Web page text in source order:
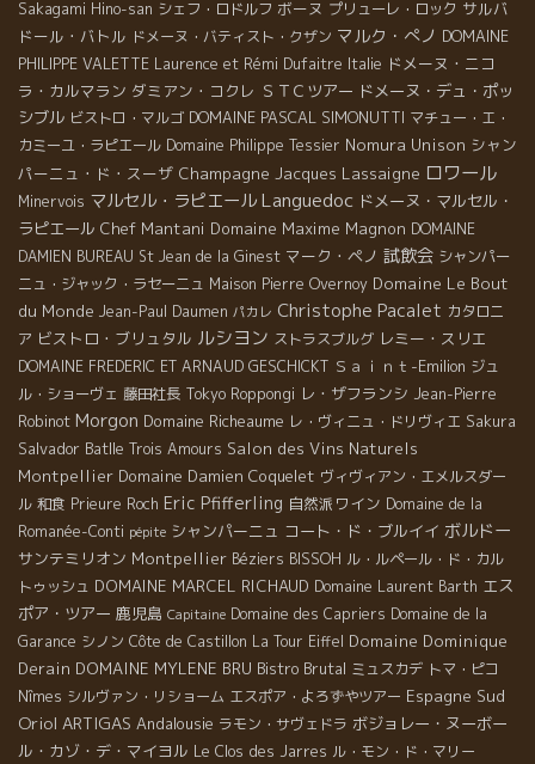
Sakagami Hino-san シェフ・ロドルフ ボーヌ プリューレ・ロック サルバ
ドール・バトル ドメーヌ・バティスト・クザン マルク・ぺノ DOMAINE
PHILIPPE VALETTE Laurence et Rémi Dufaitre Italie ドメーヌ・ニコ
ラ・カルマラン ダミアン・コクレ ＳＴＣツアー ドメーヌ・デュ・ポッ
シブル ビストロ・マルゴ DOMAINE PASCAL SIMONUTTI マチュー・エ・
カミーユ・ラピエール Domaine Philippe Tessier Nomura Unison シャン
パーニュ・ド・スーザ Champagne Jacques Lassaigne ロワール
Minervois マルセル・ラピエール Languedoc ドメーヌ・マルセル・
ラピエール Chef Mantani Domaine Maxime Magnon DOMAINE
DAMIEN BUREAU St Jean de la Ginest マーク・ペノ 試飲会 シャンパー
ニュ・ジャック・ラセーニュ Maison Pierre Overnoy Domaine Le Bout
du Monde Jean-Paul Daumen パカレ Christophe Pacalet カタロニ
ア ビストロ・ブリュタル ルシヨン ストラスブルグ レミー・スリエ
DOMAINE FREDERIC ET ARNAUD GESCHICKT Ｓａｉｎｔ-Emilion ジュ
ル・ショーヴェ 藤田社長 Tokyo Roppongi レ・ザフランシ Jean-Pierre
Robinot Morgon Domaine Richeaume レ・ヴィニュ・ドリヴィエ Sakura
Salvador Batlle Trois Amours Salon des Vins Naturels
Montpellier Domaine Damien Coquelet ヴィヴィアン・エメルスダー
ル 和食 Prieure Roch Eric Pfifferling 自然派ワイン Domaine de la
Romanée-Conti pépite シャンパーニュ コート・ド・ブルイイ ボルドー
サンテミリオン Montpellier Béziers BISSOH ル・ルペール・ド・カル
トゥッシュ DOMAINE MARCEL RICHAUD Domaine Laurent Barth エス
ポア・ツアー 鹿児島 Capitaine Domaine des Capriers Domaine de la
Garance シノン Côte de Castillon La Tour Eiffel Domaine Dominique
Derain DOMAINE MYLENE BRU Bistro Brutal ミュスカデ トマ・ピコ
Nîmes シルヴァン・リショーム エスポア・よろずやツアー Espagne Sud
Oriol ARTIGAS Andalousie ラモン・サヴェドラ ボジョレー・ヌーボー
ル・カゾ・デ・マイヨル Le Clos des Jarres ル・モン・ド・マリー